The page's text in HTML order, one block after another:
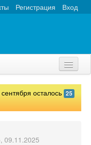
Вход
Регистрация
осталось 25
09.11.2025